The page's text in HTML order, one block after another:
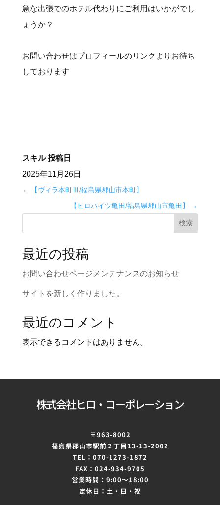
急な出張でのホテル代わりにご利用はいかがでし
ょうか？
お問い合わせはプロフィールのリンクよりお待ち
しております
スキル 投稿日
2025年11月26日
←
【ヴィラ本町Ⅲ/福島県郡山市本町】
【ヒロハイツ亀田/福島県郡山市亀田】
→
検索
最近の投稿
お問い合わせページメンテナンスのお知らせ
サイトを新しく作りました。
最近のコメント
表示できるコメントはありません。
株式会社ヒロ・コーポレーション
〒963-8002
福島県郡山市駅前２丁目 13-13-2002
TEL：070-1273-1872
FAX：024-934-9705
営業時間：9:00～18:00
定休日：土・日・祝